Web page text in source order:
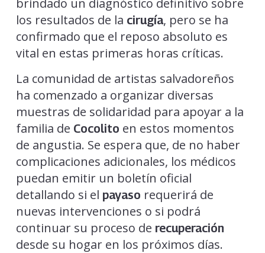
los resultados de la cirugía, pero se ha
confirmado que el reposo absoluto es
vital en estas primeras horas críticas.
La comunidad de artistas salvadoreños
ha comenzado a organizar diversas
muestras de solidaridad para apoyar a la
familia de Cocolito en estos momentos
de angustia. Se espera que, de no haber
complicaciones adicionales, los médicos
puedan emitir un boletín oficial
detallando si el payaso requerirá de
nuevas intervenciones o si podrá
continuar su proceso de recuperación
desde su hogar en los próximos días.